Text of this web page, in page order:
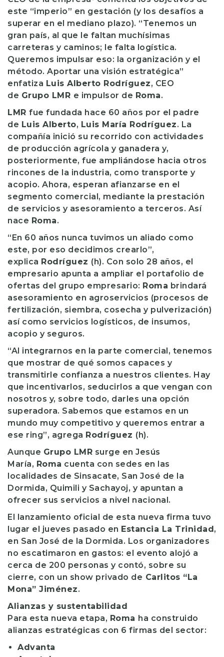
este “imperio” en gestación (y los desafíos a
superar en el mediano plazo). “Tenemos un
gran país, al que le faltan muchísimas
carreteras y caminos; le falta logística.
Queremos impulsar eso: la organización y el
método. Aportar una visión estratégica”
enfatiza Luis Alberto Rodríguez, CEO
de Grupo LMR e impulsor de Roma.
LMR fue fundada hace 60 años por el padre
de Luis Alberto, Luis María Rodríguez. La
compañía inició su recorrido con actividades
de producción agrícola y ganadera y,
posteriormente, fue ampliándose hacia otros
rincones de la industria, como transporte y
acopio. Ahora, esperan afianzarse en el
segmento comercial, mediante la prestación
de servicios y asesoramiento a terceros. Así
nace Roma.
“En 60 años nunca tuvimos un aliado como
este, por eso decidimos crearlo”,
explica Rodríguez (h). Con solo 28 años, el
empresario apunta a ampliar el portafolio de
ofertas del grupo empresario: Roma brindará
asesoramiento en agroservicios (procesos de
fertilización, siembra, cosecha y pulverización)
así como servicios logísticos, de insumos,
acopio y seguros.
“Al integrarnos en la parte comercial, tenemos
que mostrar de qué somos capaces y
transmitirle confianza a nuestros clientes. Hay
que incentivarlos, seducirlos a que vengan con
nosotros y, sobre todo, darles una opción
superadora. Sabemos que estamos en un
mundo muy competitivo y queremos entrar a
ese ring”, agrega Rodríguez (h).
Aunque Grupo LMR surge en Jesús
María, Roma cuenta con sedes en las
localidades de Sinsacate, San José de la
Dormida, Quimili y Sachayoj, y apuntan a
ofrecer sus servicios a nivel nacional.
El lanzamiento oficial de esta nueva firma tuvo
lugar el jueves pasado en Estancia La Trinidad,
en San José de la Dormida. Los organizadores
no escatimaron en gastos: el evento alojó a
cerca de 200 personas y contó, sobre su
cierre, con un show privado de Carlitos “La
Mona” Jiménez.
Alianzas y sustentabilidad
Para esta nueva etapa, Roma ha construido
alianzas estratégicas con 6 firmas del sector:
Advanta